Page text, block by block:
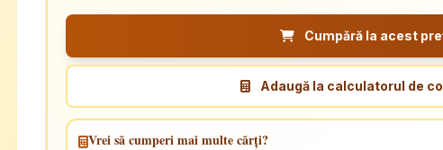
Cumpără la acest
Adaugă la calculatorul de
Vrei să cumperi mai multe cărți?